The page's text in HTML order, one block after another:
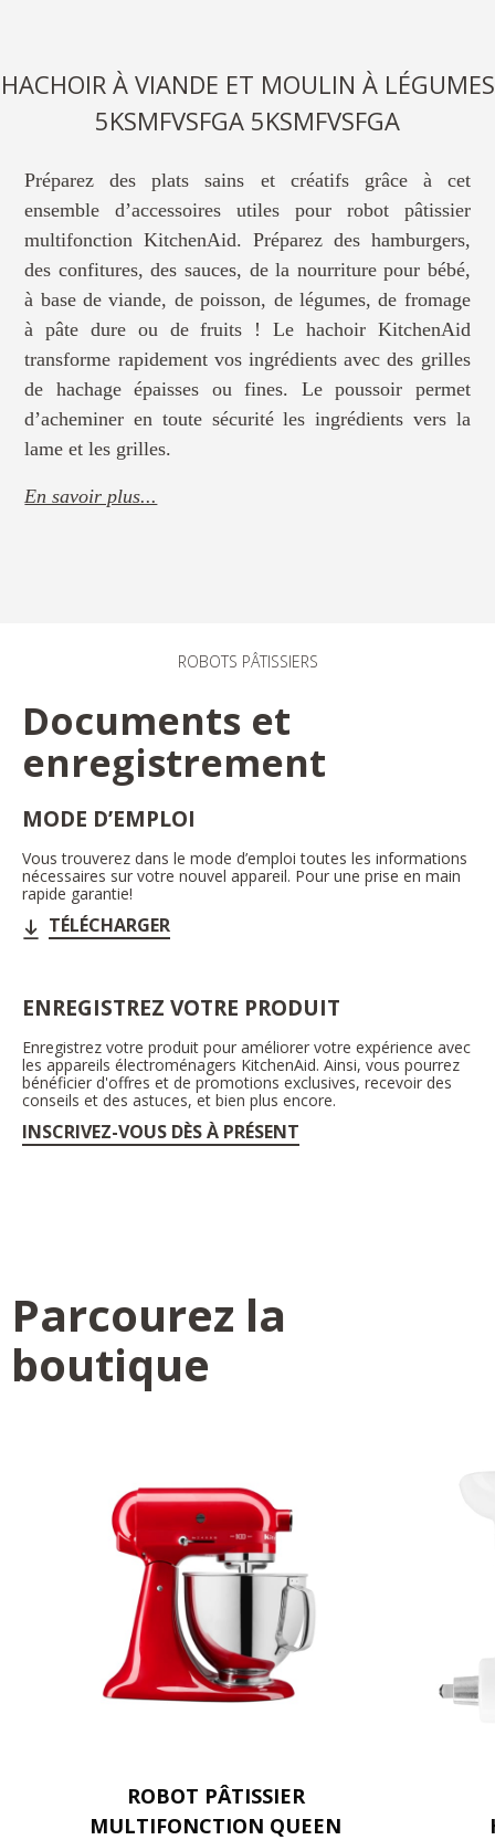
HACHOIR À VIANDE ET MOULIN À LÉGUMES
5KSMFVSFGA 5KSMFVSFGA
Préparez des plats sains et créatifs grâce à cet
ensemble d’accessoires utiles pour robot pâtissier
multifonction KitchenAid. Préparez des hamburgers,
des confitures, des sauces, de la nourriture pour bébé,
à base de viande, de poisson, de légumes, de fromage
à pâte dure ou de fruits ! Le hachoir KitchenAid
transforme rapidement vos ingrédients avec des grilles
de hachage épaisses ou fines. Le poussoir permet
d’acheminer en toute sécurité les ingrédients vers la
lame et les grilles.
En savoir plus...
ROBOTS PÂTISSIERS
Documents et
enregistrement
MODE D’EMPLOI
Vous trouverez dans le mode d’emploi toutes les informations
nécessaires sur votre nouvel appareil. Pour une prise en main
rapide garantie!
TÉLÉCHARGER
ENREGISTREZ VOTRE PRODUIT
Enregistrez votre produit pour améliorer votre expérience avec
les appareils électroménagers KitchenAid. Ainsi, vous pourrez
bénéficier d'offres et de promotions exclusives, recevoir des
conseils et des astuces, et bien plus encore.
INSCRIVEZ-VOUS DÈS À PRÉSENT
Parcourez la
boutique
ROBOT PÂTISSIER
MULTIFONCTION QUEEN